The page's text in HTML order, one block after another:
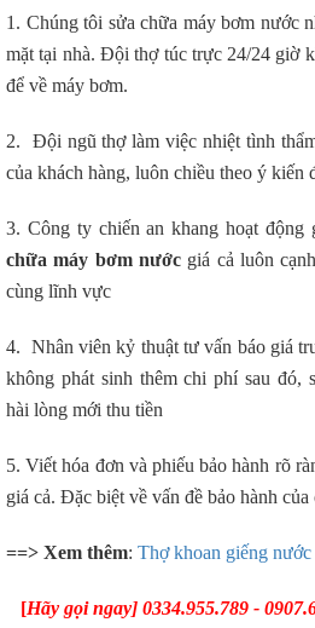
1. Chúng tôi sửa chữa máy bơm nước
mặt tại nhà. Đội thợ túc trực 24/24 giờ
để về máy bơm.
2. Đội ngũ thợ làm việc nhiệt tình
của khách hàng, luôn chiều theo ý kiến
3. Công ty chiến an khang hoạt động
chữa máy bơm nướcgiá cả luôn
cùng lĩnh vực
4. Nhân viên kỷ thuật tư vấn báo giá
không phát sinh thêm chi phí sau đó,
hài lòng mới thu tiền
5. Viết hóa đơn và phiếu bảo hành rõ
giá cả. Đặc biệt về vấn đề bảo hành
==> Xem thêm: Thợ khoan giếng
[Hãy gọi ngay] 0334.955.789 -